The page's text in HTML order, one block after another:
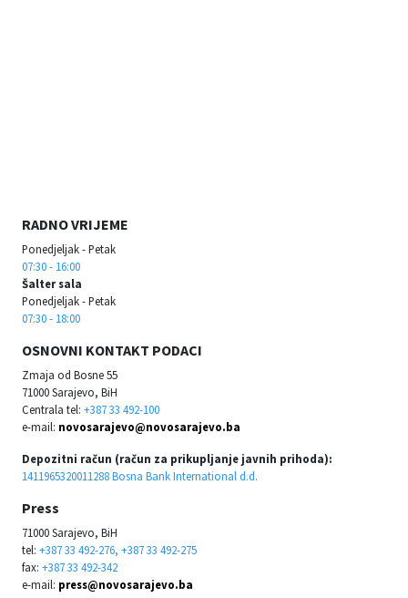
RADNO VRIJEME
Ponedjeljak - Petak
07:30 - 16:00
Šalter sala
Ponedjeljak - Petak
07:30 - 18:00
OSNOVNI KONTAKT PODACI
Zmaja od Bosne 55
71000 Sarajevo, BiH
Centrala tel: +387 33 492-100
e-mail: novosarajevo@novosarajevo.ba
Depozitni račun (račun za prikupljanje javnih prihoda):
1411965320011288 Bosna Bank International d.d.
Press
71000 Sarajevo, BiH
tel: +387 33 492-276, +387 33 492-275
fax: +387 33 492-342
e-mail: press@novosarajevo.ba